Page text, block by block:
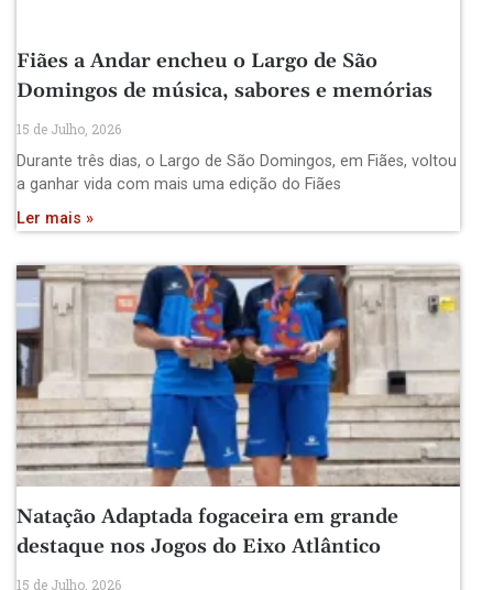
Fiães a Andar encheu o Largo de São
Domingos de música, sabores e memórias
15 de Julho, 2026
Durante três dias, o Largo de São Domingos, em Fiães, voltou
a ganhar vida com mais uma edição do Fiães
Ler mais »
Natação Adaptada fogaceira em grande
destaque nos Jogos do Eixo Atlântico
15 de Julho, 2026